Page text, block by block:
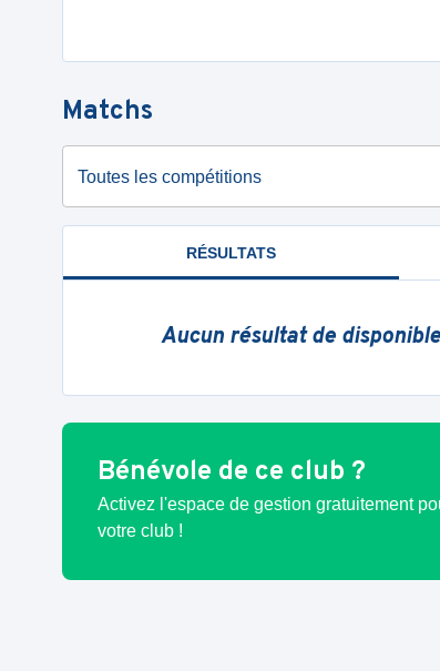
Matchs
Toutes les compétitions
RÉSULTATS
Aucun résultat de
Bénévole de ce club ?
Activez l'espace de gestion gratuitement
votre club !